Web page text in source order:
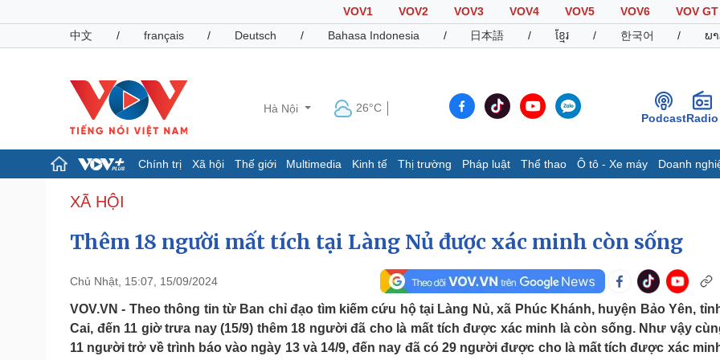
VOV1 VOV2 VOV3 VOV4 VOV5 VOV6
VOV GT
中文
/ français / Deutsch / Bahasa Indonesia / 日本語 / ខ្មែរ / 한국어 / ພ
Hà Nội 26°C
PodcastRadio
Chính trị Xã hội Thế giới Multimedia Kinh tế Thị trường Pháp luật Thể thao Ô tô - Xe máy Doanh
Chính trị
Tổ chức nhân sự
Quốc hội
Dự báo thời tiết
Giáo dục
Biển đảo
Cuộc sống đó đây
Hồ sơ
Ảnh
E-Magazine
Infographic
Pháp luật
Vụ án
Quân sự - Quốc phòng
Vũ khí
Thể thao
Bóng đá
Ô tô - Xe máy
Ô tô
XÃ HỘI
Thêm 18 người mất tích tại Làng Nủ được xác minh còn sống
Chủ Nhật, 15:07, 15/09/2024
VOV.VN - Theo thông tin từ Ban chỉ đạo tìm kiếm cứu hộ tại Làng Nủ, xã Phúc Khánh, huyện Bảo Yên,
Cai, đến 11 giờ trưa nay (15/9) thêm 18 người đã cho là mất tích được xác minh là còn sống. Như vậy
11 người trở về trình báo vào ngày 13 và 14/9, đến nay đã có 29 người được cho là mất tích được xác